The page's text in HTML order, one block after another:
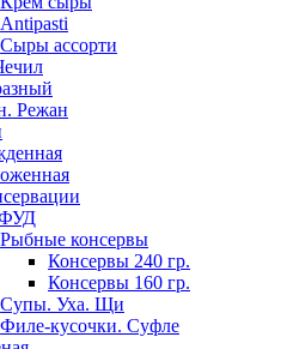
Antipasti
Сыры ассорти
Режан
Рыбные консервы
Консервы 240 гр.
Консервы 160 гр.
Супы. Уха. Щи
Филе-кусочки. Суфле